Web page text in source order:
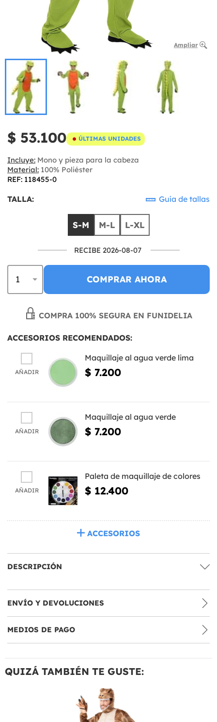
Ampliar
$ 53.100 ÚLTIMAS UNIDADES
Incluye: Mono y pieza para la cabeza
Material: 100% Poliéster
REF: 118455-0
TALLA: Guía de tallas
S-M M-L L-XL
RECIBE 2026-08-07
COMPRAR AHORA
COMPRA 100% SEGURA EN FUNIDELIA
ACCESORIOS RECOMENDADOS:
AÑADIR
Maquillaje al agua verde lima
$ 7.200
AÑADIR
Maquillaje al agua verde
$ 7.200
AÑADIR
Paleta de maquillaje de colores
$ 12.400
ACCESORIOS
DESCRIPCIÓN
ENVÍO Y DEVOLUCIONES
MEDIOS DE PAGO
QUIZÁ TAMBIÉN TE GUSTE: